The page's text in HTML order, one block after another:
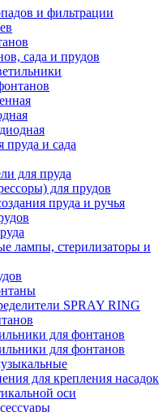
и фильтрации
сада и прудов
пруда и сада
для пруда
для прудов
пруда и ручья
лампы, стерилизаторы и
SPRAY RING
для фонтанов
для фонтанов
для крепления насадок
оси